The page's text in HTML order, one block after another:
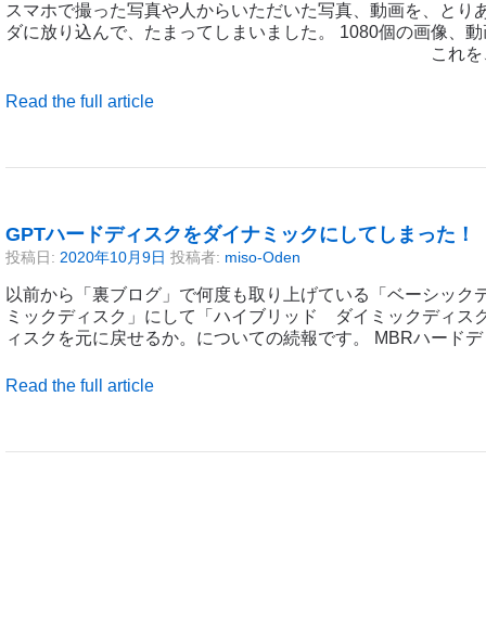
スマホで撮った写真や人からいただいた写真、動画を、とり
ダに放り込んで、たまってしまいました。 1080個の画像、
これを、
Read the full article
GPTハードディスクをダイナミックにしてしまった！
投稿日: 2020年10月9日 投稿者: miso-Oden
以前から「裏ブログ」で何度も取り上げている「ベーシック
ミックディスク」にして「ハイブリッド ダイミックディス
ィスクを元に戻せるか。についての続報です。 MBRハード
Read the full article